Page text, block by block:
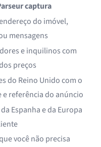
captura
do imóvel,
mensagens
e inquilinos com
preços
do Reino Unido com o
referência do anúncio
Espanha e da Europa
você não precisa